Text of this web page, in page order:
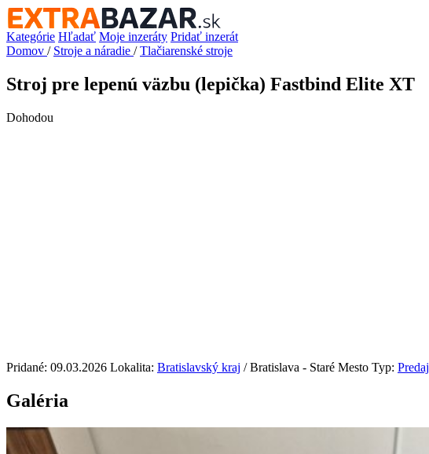
Kategórie Hľadať Moje inzeráty Pridať inzerát
Domov / Stroje a náradie / Tlačiarenské stroje
Stroj pre lepenú väzbu (lepička) Fastbind Elite XT
Dohodou
Pridané: 09.03.2026 Lokalita: Bratislavský kraj / Bratislava - Staré Mesto Typ: Predaj
Galéria